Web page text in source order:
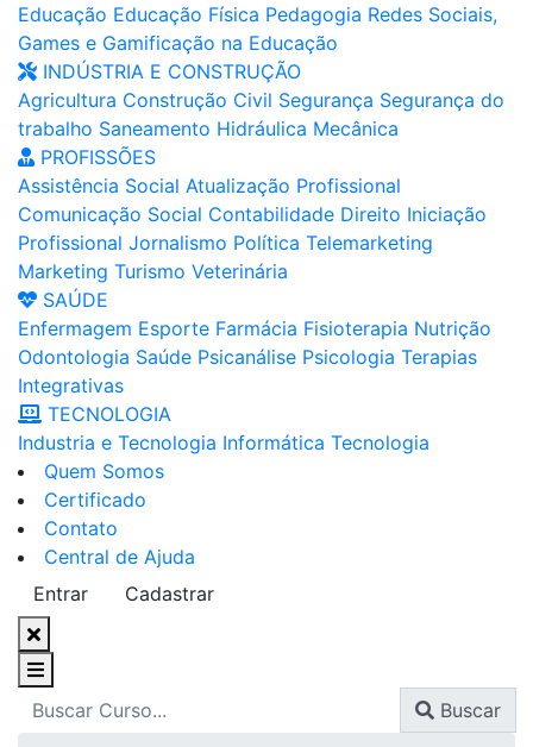
Educação Educação Física Pedagogia Redes Sociais,
Games e Gamificação na Educação
INDÚSTRIA E CONSTRUÇÃO
Agricultura Construção Civil Segurança Segurança do
trabalho Saneamento Hidráulica Mecânica
PROFISSÕES
Assistência Social Atualização Profissional
Comunicação Social Contabilidade Direito Iniciação
Profissional Jornalismo Política Telemarketing
Marketing Turismo Veterinária
SAÚDE
Enfermagem Esporte Farmácia Fisioterapia Nutrição
Odontologia Saúde Psicanálise Psicologia Terapias
Integrativas
TECNOLOGIA
Industria e Tecnologia Informática Tecnologia
Quem Somos
Certificado
Contato
Central de Ajuda
Entrar
Cadastrar
Buscar